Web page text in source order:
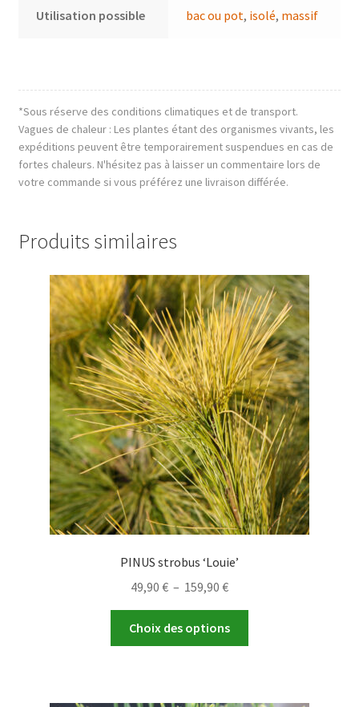
Utilisation possible bac ou pot, isolé, massif
*Sous réserve des conditions climatiques et de transport.
Vagues de chaleur : Les plantes étant des organismes vivants, les
expéditions peuvent être temporairement suspendues en cas de
fortes chaleurs. N'hésitez pas à laisser un commentaire lors de
votre commande si vous préférez une livraison différée.
Produits similaires
PINUS strobus ‘Louie’
49,90 € – 159,90 €Plage
de
prix :
49,90 €
Choix des options
variations.